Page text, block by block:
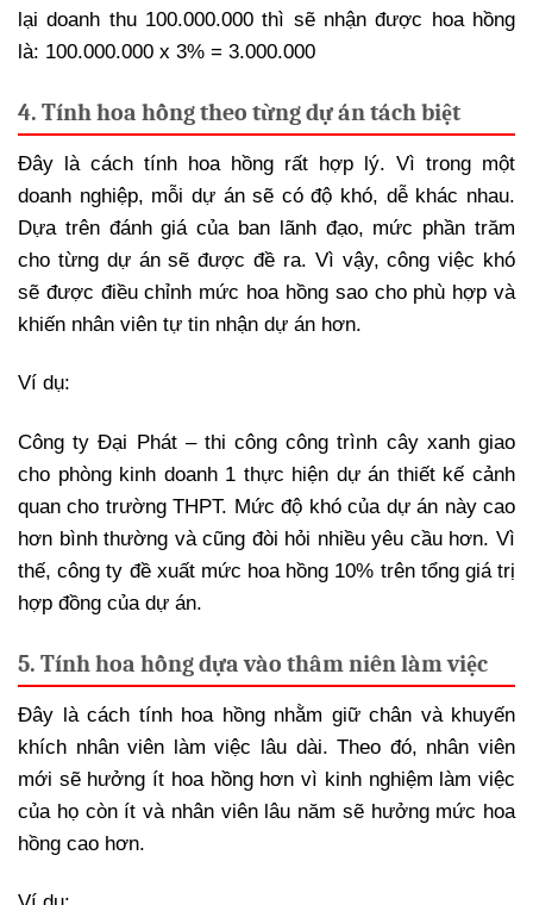
lại doanh thu 100.000.000 thì sẽ nhận được hoa hồng
là: 100.000.000 x 3% = 3.000.000
4. Tính hoa hồng theo từng dự án tách biệt
Đây là cách tính hoa hồng rất hợp lý. Vì trong một
doanh nghiệp, mỗi dự án sẽ có độ khó, dễ khác nhau.
Dựa trên đánh giá của ban lãnh đạo, mức phần trăm
cho từng dự án sẽ được đề ra. Vì vậy, công việc khó
sẽ được điều chỉnh mức hoa hồng sao cho phù hợp và
khiến nhân viên tự tin nhận dự án hơn.
Ví dụ:
Công ty Đại Phát – thi công công trình cây xanh giao
cho phòng kinh doanh 1 thực hiện dự án thiết kế cảnh
quan cho trường THPT. Mức độ khó của dự án này cao
hơn bình thường và cũng đòi hỏi nhiều yêu cầu hơn. Vì
thế, công ty đề xuất mức hoa hồng 10% trên tổng giá trị
hợp đồng của dự án.
5. Tính hoa hồng dựa vào thâm niên làm việc
Đây là cách tính hoa hồng nhằm giữ chân và khuyến
khích nhân viên làm việc lâu dài. Theo đó, nhân viên
mới sẽ hưởng ít hoa hồng hơn vì kinh nghiệm làm việc
của họ còn ít và nhân viên lâu năm sẽ hưởng mức hoa
hồng cao hơn.